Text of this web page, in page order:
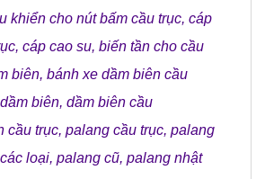
khiển cho nút bấm cầu trục, cáp
, cáp cao su, biến tần cho cầu
biên, bánh xe dầm biên cầu
biên, dầm biên cầu
cầu trục, palang cầu trục, palang
loại, palang cũ, palang nhật